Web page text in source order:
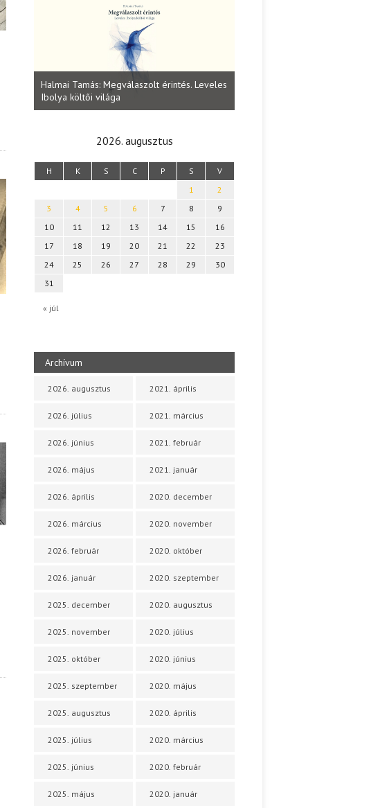
Halmai Tamás: Megválaszolt érintés. Leveles
Ibolya költői világa
2026. augusztus
H K S C P S V
« júl
1
2
3
4 5 6 7 8
9
10
11 12 13 14 15
16
17
18 19 20 21 22
23
24
25 26 27 28 29
30
31
Archívum
2026. augusztus
2026. július
2026. június
2026. május
2026. április
2026. március
2026. február
2026. január
2025. december
2025. november
2025. október
2025. szeptember
2025. augusztus
2025. július
2025. június
2025. május
2021. április
2021. március
2021. február
2021. január
2020. december
2020. november
2020. október
2020. szeptember
2020. augusztus
2020. július
2020. június
2020. május
2020. április
2020. március
2020. február
2020. január